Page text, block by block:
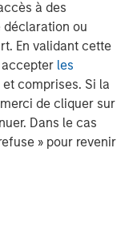
à des
déclaration ou
En validant cette
les
et comprises. Si la
de cliquer sur
Dans le cas
» pour revenir
global financial
investment
and investment
42 countries, the
including
and individuals.
please